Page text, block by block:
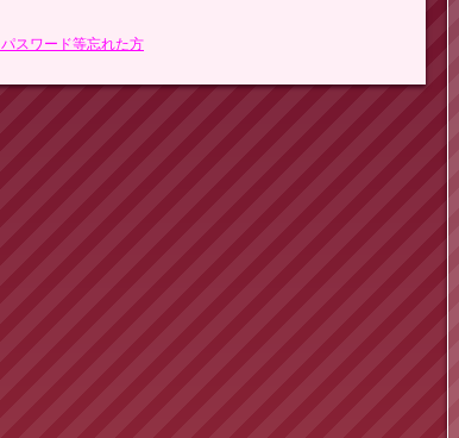
スワード等忘れた方